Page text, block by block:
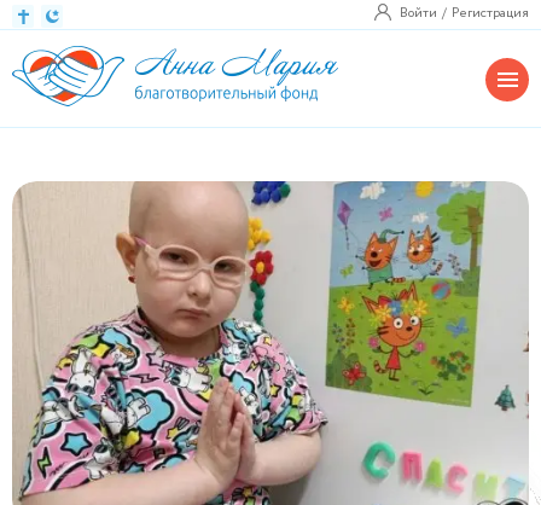
Войти Регистрация